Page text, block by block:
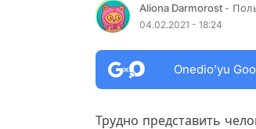
Aliona Darmorost -
04.02.2021 - 18:24
Onedio’yu
Трудно представить